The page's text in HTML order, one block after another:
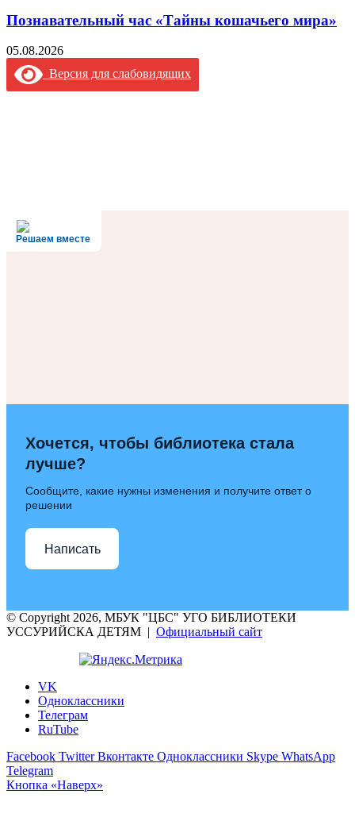
Познавательный час «Тайны кошачьего мира»
05.08.2026
Версия для слабовидящих
Решаем вместе
Хочется, чтобы библиотека стала
лучше?
Сообщите, какие нужны изменения и получите ответ о
решении
Написать
© Copyright 2026, МБУК "ЦБС" УГО БИБЛИОТЕКИ
УССУРИЙСКА ДЕТЯМ | Официальный сайт
VK
Одноклассники
Телеграм
RuTube
Facebook Twitter Вконтакте Одноклассники Skype WhatsApp
Telegram
Кнопка «Наверх»